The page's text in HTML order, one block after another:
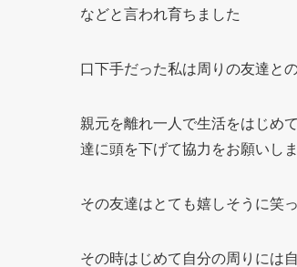
などと言われ育ちました
口下手だった私は周りの友達と
親元を離れ一人で生活をはじめ
達に頭を下げて協力をお願いし
その友達はとても嬉しそうに笑
その時はじめて自分の周りには